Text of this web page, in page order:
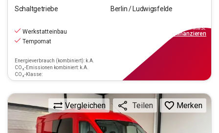
Schaltgetriebe
Berlin / Ludwigsfelde
Werkstatteinbau
Tempomat
Energieverbrauch (kombiniert): k.A.
CO₂-Emissionen kombiniert: k.A.
CO₂-Klasse:
inkl.MwSt.
finanzieren
Vergleichen Teilen Merken